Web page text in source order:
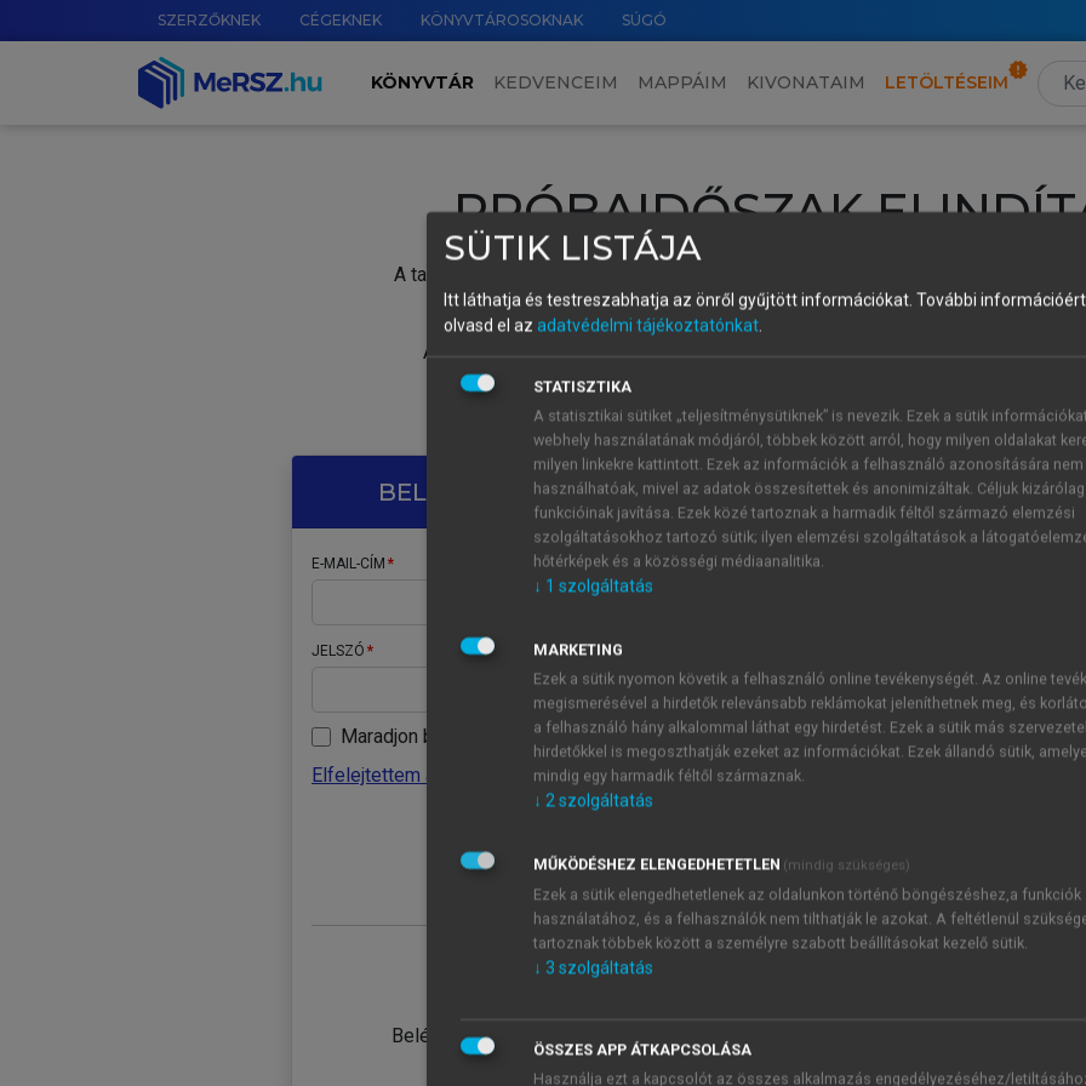
SZERZŐKNEK CÉGEKNEK KÖNYVTÁROSOKNAK SÚGÓ
KÖNYVTÁR KEDVENCEIM MAPPÁIM KIVONATAIM LETÖLTÉSEIM
PRÓBAIDŐSZAK
A tartalom megtekintéséhez lépj be a saját fiókoddal, iskolai azonosítóddal vagy
Új felhasználóként1 óra díjmentes hozzáférésrevagy
A próbaidőszak elindításához,
vagy hozz
A regisztráció után a
BELÉPÉS SAJÁT FIÓKKAL
E-MAIL-CÍM
JELSZÓ
Maradjon belépve
Elfelejtettem a jelszavamat
Belépés intézményi azonosítóval
ÚJ FIÓK
1 óra
JELSZÓ
Kérek értesítést a MeRSZ
Kérek értesítést az
SÜTIK LISTÁJA
Itt láthatja és testreszabhatja az önről gyűjtött információkat. További
olvasd el az adatvédelmi tájékoztatónkat.
STATISZTIKA
A statisztikai sütiket „teljesítménysütiknek” is nevezik. Ezek a sütik
webhely használatának módjáról, többek között arról, hogy milyen oldalakat
milyen linkekre kattintott. Ezek az információk a felhasználó azonosítására nem
használhatóak, mivel az adatok összesítettek és anonimizáltak. Céljuk
funkcióinak javítása. Ezek közé tartoznak a harmadik féltől származó elemzési
szolgáltatásokhoz tartozó sütik; ilyen elemzési szolgáltatások a
hőtérképek és a közösségi médiaanalitika.
↓ 1 szolgáltatás
MARKETING
Ezek a sütik nyomon követik a felhasználó online tevékenységét. Az online
megismerésével a hirdetők relevánsabb reklámokat jeleníthetnek meg, és
a felhasználó hány alkalommal láthat egy hirdetést. Ezek a sütik más
hirdetőkkel is megoszthatják ezeket az információkat. Ezek állandó sütik,
mindig egy harmadik féltől származnak.
↓ 2szolgáltatás
MŰKÖDÉSHEZ ELENGEDHETETLEN (mindig szükséges)
Ezek a sütik elengedhetetlenek az oldalunkon történő böngészéshez,a funkciók
használatához, és a felhasználók nem tilthatják le azokat. A feltétlenül
tartoznak többek között a személyre szabott beállításokat kezelő sütik.
↓ 3 szolgáltatás
ÖSSZES APP ÁTKAPCSOLÁSA
Használja ezt a kapcsolót az összes alkalmazás engedélyezéséhez/